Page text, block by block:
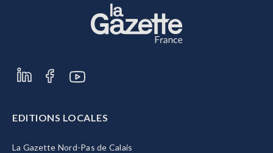
EDITIONS LOCALES
La Gazette Nord-Pas de Calais